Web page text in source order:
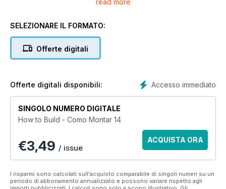
kit.
color guides.
generación. Una guía visual de un solo modelo de actualidad
para sacar el máximo partido a tu kit. Paso a paso de montaje
read more
SELEZIONARE IL FORMATO:
Offerte digitali
Accesso immediato
Offerte digitali disponibili:
SINGOLO NUMERO DIGITALE
How to Build - Como Montar 14
€3,49 / issue
ACQUISTA ORA
I risparmi sono calcolati sull'acquisto comparabile di singoli numeri su un
periodo di abbonamento annualizzato e possono variare rispetto agli